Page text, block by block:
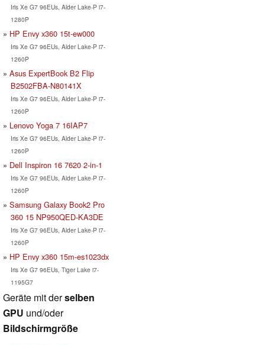
Iris Xe G7 96EUs, Alder Lake-P i7-
1280P
HP Envy x360 15t-ew000
Iris Xe G7 96EUs, Alder Lake-P i7-
1260P
Asus ExpertBook B2 Flip
B2502FBA-N80141X
Iris Xe G7 96EUs, Alder Lake-P i7-
1260P
Lenovo Yoga 7 16IAP7
Iris Xe G7 96EUs, Alder Lake-P i7-
1260P
Dell Inspiron 16 7620 2-in-1
Iris Xe G7 96EUs, Alder Lake-P i7-
1260P
Samsung Galaxy Book2 Pro
360 15 NP950QED-KA3DE
Iris Xe G7 96EUs, Alder Lake-P i7-
1260P
HP Envy x360 15m-es1023dx
Iris Xe G7 96EUs, Tiger Lake i7-
1195G7
Geräte mit derselben
GPU und/oder
Bildschirmgröße